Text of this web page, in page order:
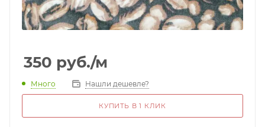
350 руб./м
Много Нашли дешевле?
КУПИТЬ В 1 КЛИК